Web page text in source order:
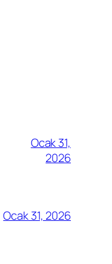
Ocak 31,
2026
Ocak 31, 2026